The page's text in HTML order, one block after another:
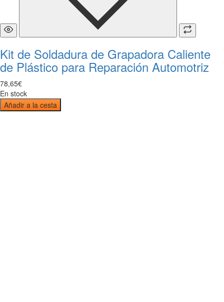
Kit de Soldadura de Grapadora Caliente
de Plástico para Reparación Automotriz
78,65€
En stock
Añadir a la cesta